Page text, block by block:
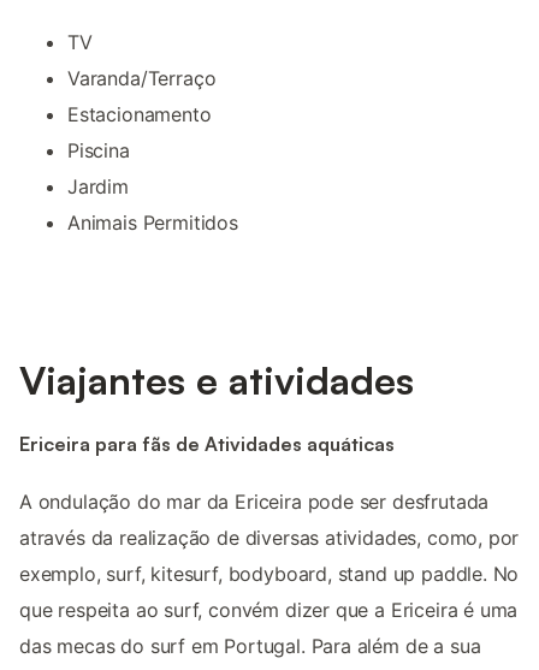
TV
Varanda/Terraço
Estacionamento
Piscina
Jardim
Animais Permitidos
Viajantes e atividades
Ericeira para fãs de Atividades aquáticas
A ondulação do mar da Ericeira pode ser desfrutada
através da realização de diversas atividades, como, por
exemplo, surf, kitesurf, bodyboard, stand up paddle. No
que respeita ao surf, convém dizer que a Ericeira é uma
das mecas do surf em Portugal. Para além de a sua